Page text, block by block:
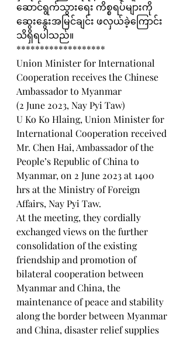
ဆောင်ရွက်သွားရေး ကိစ္စရပ်များကို
ဆွေးနွေးအမြင်ချင်း ဖလှယ်ခဲ့ကြောင်း
သိရှိရပါသည်။
*******************
Union Minister for International
Cooperation receives the Chinese
Ambassador to Myanmar
(2 June 2023, Nay Pyi Taw)
U Ko Ko Hlaing, Union Minister for
International Cooperation received
Mr. Chen Hai, Ambassador of the
People’s Republic of China to
Myanmar, on 2 June 2023 at 1400
hrs at the Ministry of Foreign
Affairs, Nay Pyi Taw.
At the meeting, they cordially
exchanged views on the further
consolidation of the existing
friendship and promotion of
bilateral cooperation between
Myanmar and China, the
maintenance of peace and stability
along the border between Myanmar
and China, disaster relief supplies